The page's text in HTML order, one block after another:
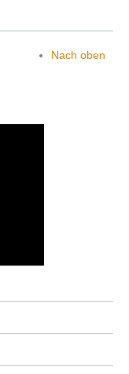
Nach oben